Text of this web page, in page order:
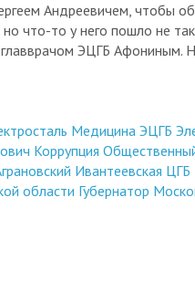
Андреевичем, чтобы
что-то у него пошло не
ЭЦГБ Афониным.
Медицина ЭЦГБ
Коррупция
Ивантеевская ЦГБ
области Губернатор